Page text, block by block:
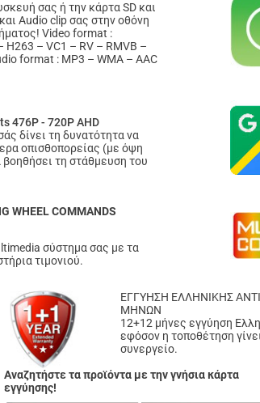
σας ή την κάρτα SD και
Audio clip σας στην οθόνη
Video format :
– VC1 – RV – RMVB –
format : MP3 – WMA – AAC
476P - 720P AHD
δίνει τη δυνατότητα να
οπισθοπορείας (με όψη
τη στάθμευση του
WHEEL COMMANDS
σύστημα σας με τα
τιμονιού.
ΕΓΓΥΗΣΗ ΕΛΛΗΝΙΚΗΣ
ΜΗΝΩΝ
12+12 μήνες εγγύηση
εφόσον η τοποθέτηση
συνεργείο.
Αναζητήστε τα προϊόντα με την γνήσια κάρτα
εγγύησης!